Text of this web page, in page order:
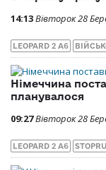
14:13Вівторок 28
LEOPARD 2 A6
Німеччина
планувалося
09:27Вівторок 28
LEOPARD 2 A6